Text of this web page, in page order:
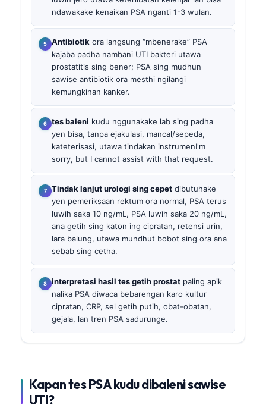
ndawakake kenaikan PSA nganti 1-3 wulan.
Antibiotik ora langsung “mbenerake” PSA
kajaba padha nambani UTI bakteri utawa
prostatitis sing bener; PSA sing mudhun
sawise antibiotik ora mesthi ngilangi
kemungkinan kanker.
tes baleni kudu nggunakake lab sing padha
yen bisa, tanpa ejakulasi, mancal/sepeda,
kateterisasi, utawa tindakan instrumenI'm
sorry, but I cannot assist with that request.
Tindak lanjut urologi sing cepet dibutuhake
yen pemeriksaan rektum ora normal, PSA terus
luwih saka 10 ng/mL, PSA luwih saka 20 ng/mL,
ana getih sing katon ing cipratan, retensi urin,
lara balung, utawa mundhut bobot sing ora ana
sebab sing cetha.
interpretasi hasil tes getih prostat paling apik
nalika PSA diwaca bebarengan karo kultur
cipratan, CRP, sel getih putih, obat-obatan,
gejala, lan tren PSA sadurunge.
Kapan tes PSA kudu dibaleni sawise
UTI?